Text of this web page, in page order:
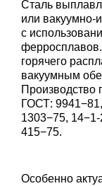
Сталь
или вакуумно-
с
горячего
вакуумным
Производство
ГОСТ:
1303−75,
415−75.
Особенно